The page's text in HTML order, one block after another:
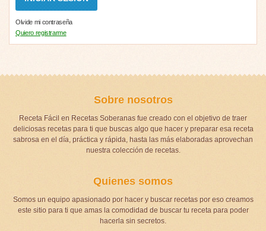
Olvide mi contraseña
Quiero registrarme
Sobre nosotros
Receta Fácil en Recetas Soberanas fue creado con el objetivo de traer
deliciosas recetas para ti que buscas algo que hacer y preparar esa receta
sabrosa en el día, práctica y rápida, hasta las más elaboradas aprovechan
nuestra colección de recetas.
Quienes somos
Somos un equipo apasionado por hacer y buscar recetas por eso creamos
este sitio para ti que amas la comodidad de buscar tu receta para poder
hacerla sin secretos.